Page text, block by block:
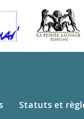
Statuts et